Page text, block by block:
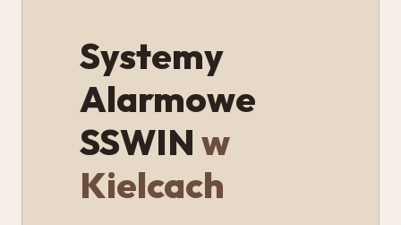
Systemy
Alarmowe
SSWIN w
Kielcach